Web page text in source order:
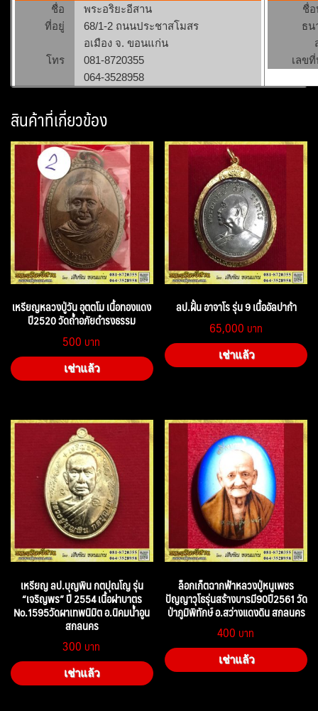
ชื่อ
พระอริยะอีสาน
ที่อยู่
68/1-2 ถนนประชาสโมสร
อเมือง จ. ขอนแก่น
โทร
081-8720355
064-3528958
ชื่
ธน
เลข
สินค้าที่เกี่ยวข้อง
เหรียญหลวงปู่วัน อุตตโม เนื้อทองแดง
ปี2520 วัดถ้ำอภัยดำรงธรรม
500
เช่าแล้ว
ลป.ฝั้น อาจาโร รุ่น 9 เนื้ออัลปาก้า
65,000
เช่าแล้ว
เหรียญ ลป.บุญพิน กตปุณโญ รุ่น
“เจริญพร” ปี 2554 เนื้อฝาบาตร
No.1595วัดผาเทพนิมิต อ.นิคมน้ำอูน
สกลนคร
300
เช่าแล้ว
ล็อกเก็ตฉากฟ้าหลวงปู่หนูเพชร
ปัญญาวุโธรุ่นสร้างบารมี90ปี2561 วัด
ป่าภูมิพิทักษ์ อ.สว่างแดงดิน สกลนคร
400
เช่าแล้ว